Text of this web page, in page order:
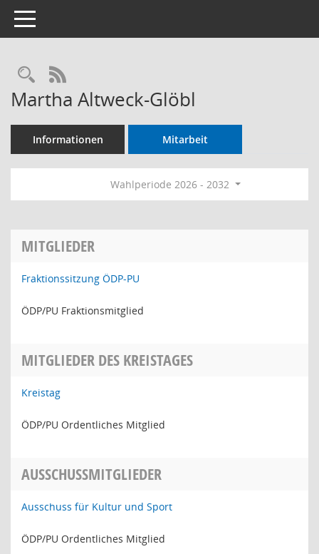
Toggle navigation
Rechercheauswahl
RSS-Feed
Martha Altweck-Glöbl
Informationen Mitarbeit
Wahlperiode 2026 - 2032
MITGLIEDER
Fraktionssitzung ÖDP-PU
ÖDP/PU Fraktionsmitglied
MITGLIEDER DES KREISTAGES
Kreistag
ÖDP/PU Ordentliches Mitglied
AUSSCHUSSMITGLIEDER
Ausschuss für Kultur und Sport
ÖDP/PU Ordentliches Mitglied